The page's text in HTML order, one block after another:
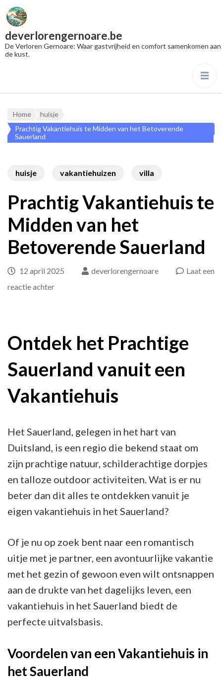
deverlorengernoare.be
De Verloren Gernoare: Waar gastvrijheid en comfort samenkomen aan
de kust.
Home
huisje
Prachtig Vakantiehuis te Midden van het Betoverende
Sauerland
huisje vakantiehuizen villa
Prachtig Vakantiehuis te
Midden van het
Betoverende Sauerland
12 april 2025 deverlorengernoare
Laat een
reactie achterop
Midden
van
Betoverende
Ontdek het Prachtige
Sauerland vanuit een
Vakantiehuis
Het Sauerland, gelegen in het hart van
Duitsland, is een regio die bekend staat om
zijn prachtige natuur, schilderachtige dorpjes
en talloze outdoor activiteiten. Wat is er nu
beter dan dit alles te ontdekken vanuit je
eigen vakantiehuis in het Sauerland?
Of je nu op zoek bent naar een romantisch
uitje met je partner, een avontuurlijke vakantie
met het gezin of gewoon even wilt ontsnappen
aan de drukte van het dagelijks leven, een
vakantiehuis in het Sauerland biedt de
perfecte uitvalsbasis.
Voordelen van een Vakantiehuis in
het Sauerland